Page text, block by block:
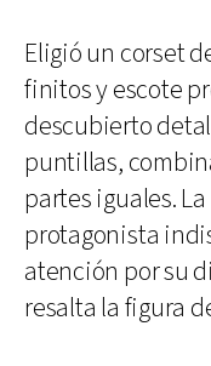
Eligió un corset
finitos y escote
descubierto
puntillas,
partes iguales.
protagonista
atención por su
resalta la figura